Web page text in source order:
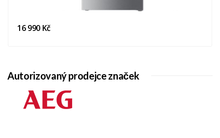
16 990 Kč
Autorizovaný prodejce značek